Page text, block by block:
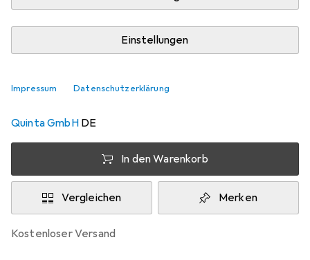
Einstellungen
Impressum Datenschutzerklärung
Zwischen Fr, 14.8. und Do, 20.8. geliefert
Benachrichtigen, wenn schneller verfügbar
Quinta GmbH DE
In den Warenkorb
Vergleichen Merken
kostenloser Versand